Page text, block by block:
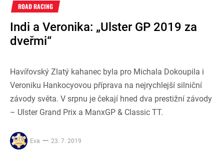
ROAD RACING
Indi a Veronika: „Ulster GP 2019 za
dveřmi“
Havířovský Zlatý kahanec byla pro Michala Dokoupila i
Veroniku Hankocyovou příprava na nejrychlejší silniční
závody světa. V srpnu je čekají hned dva prestižní závody
– Ulster Grand Prix a ManxGP & Classic TT.
Eva 23. 7. 2019